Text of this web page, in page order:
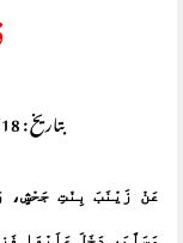
بتاریخ : 18/ محرم 1439 ھ، م 07/، نومبر 2017 م
عَنْ زَيْنَبَ بِنْتِ جَحْشٍ،